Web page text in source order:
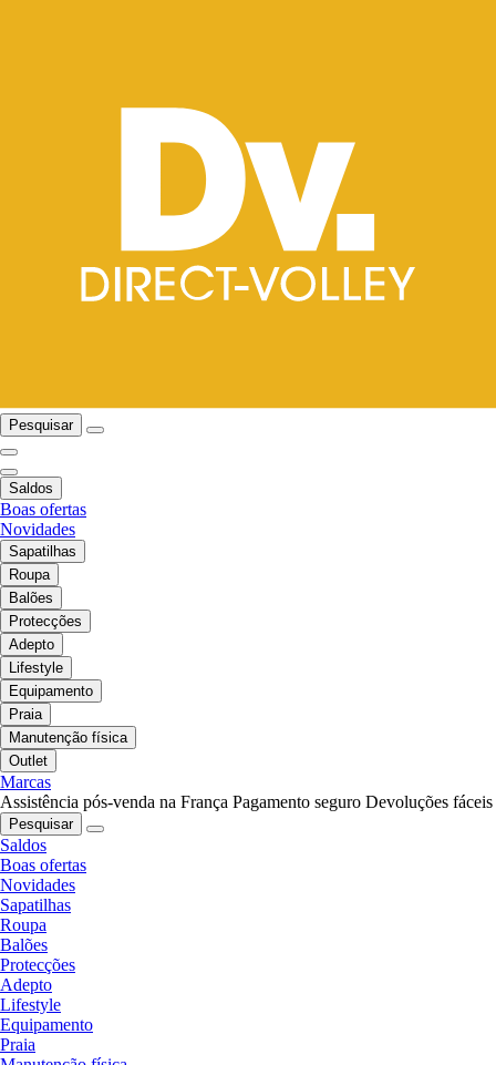
Pesquisar
Saldos
Boas ofertas
Novidades
Sapatilhas
Roupa
Balões
Protecções
Adepto
Lifestyle
Equipamento
Praia
Manutenção física
Outlet
Marcas
Assistência pós-venda na França Pagamento seguro Devoluções fáceis
Pesquisar
Saldos
Boas ofertas
Novidades
Sapatilhas
Roupa
Balões
Protecções
Adepto
Lifestyle
Equipamento
Praia